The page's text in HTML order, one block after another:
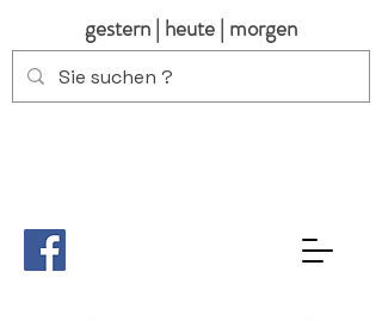
gestern | heute | morgen